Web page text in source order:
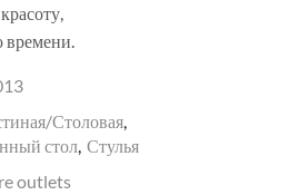
времени.
Столовая,
стол, Стулья
outlets